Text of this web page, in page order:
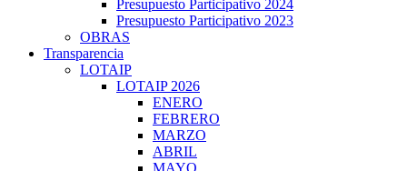
Presupuesto Participativo 2024
Presupuesto Participativo 2023
OBRAS
Transparencia
LOTAIP
LOTAIP 2026
ENERO
FEBRERO
MARZO
ABRIL
MAYO